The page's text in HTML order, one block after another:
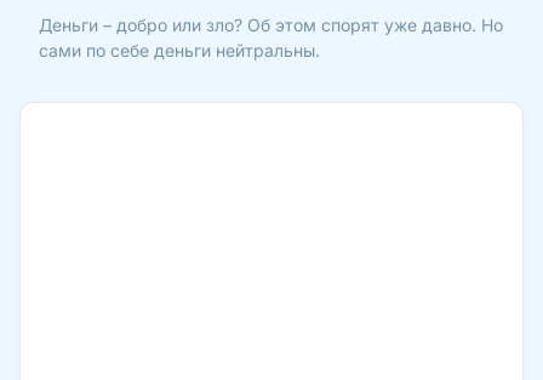
Деньги – добро или зло? Об этом спорят уже давно. Но
сами по себе деньги нейтральны.